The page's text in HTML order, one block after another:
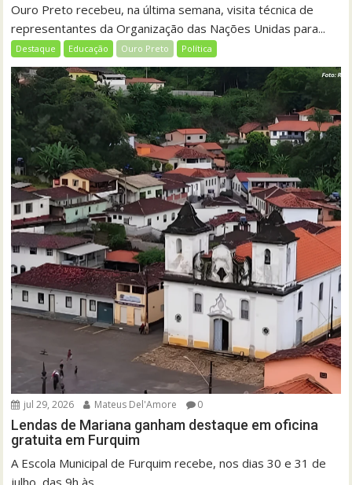
Ouro Preto recebeu, na última semana, visita técnica de
representantes da Organização das Nações Unidas para...
Destaque Educação Ouro Preto Política
jul 29, 2026 Mateus Del'Amore 0
Lendas de Mariana ganham destaque em oficina
gratuita em Furquim
A Escola Municipal de Furquim recebe, nos dias 30 e 31 de
julho, das 9h às...